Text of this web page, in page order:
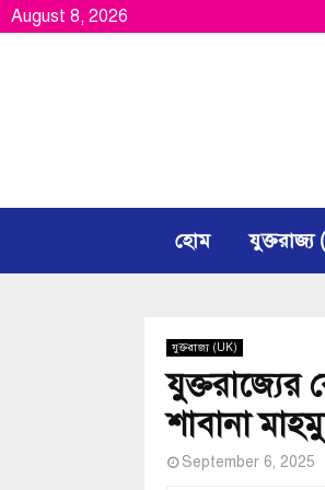
August 8, 2026
হোম যুক্তরাজ্য
যুক্তরাজ্য (UK)
যুক্তরাজ্যের
শাবানা
September 6, 2025